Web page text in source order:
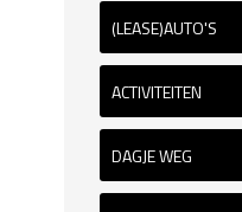
(LEASE)AUTO'S
ACTIVITEITEN
DAGJE WEG